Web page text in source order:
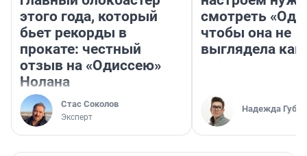
этого года, который
бьет рекорды в
прокате: честный
отзыв на «Одиссею»
Нолана
Стас Соколов
Эксперт
смотреть
чтобы она не
выглядела как
Надежда